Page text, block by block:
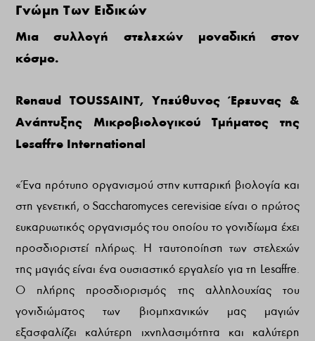
Γνώμη Των Ειδικών
Μια συλλογή στελεχών μοναδική στον
κόσμο.
Renaud TOUSSAINT, Υπεύθυνος Έρευνας &
Ανάπτυξης Μικροβιολογικού Τμήματος της
Lesaffre International
«Ένα πρότυπο οργανισμού στην κυτταρική βιολογία και
στη γενετική, o Saccharomyces cerevisiae είναι ο πρώτος
ευκαρυωτικός οργανισμός του οποίου το γονιδίωμα έχει
προσδιοριστεί πλήρως. Η ταυτοποίηση των στελεχών
της μαγιάς είναι ένα ουσιαστικό εργαλείο για τη Lesaffre.
Ο πλήρης προσδιορισμός της αλληλουχίας του
γονιδιώματος των βιομηχανικών μας μαγιών
εξασφαλίζει καλύτερη ιχνηλασιμότητα και καλύτερη